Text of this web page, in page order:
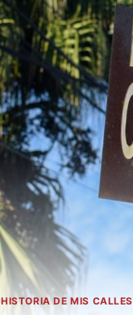
HISTORIA DE MIS CALLES